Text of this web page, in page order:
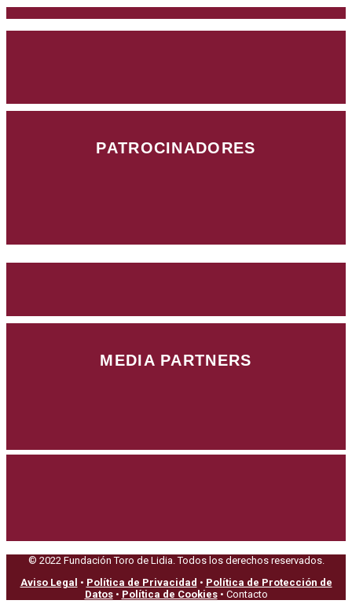
PATROCINADORES
MEDIA PARTNERS
© 2022 Fundación Toro de Lidia. Todos los derechos reservados.
Aviso Legal • Política de Privacidad • Política de Protección de
Datos• Política de Cookies• Contacto